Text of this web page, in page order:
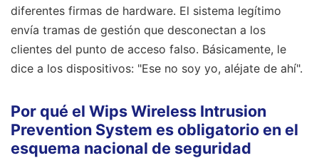
diferentes firmas de hardware. El sistema legítimo
envía tramas de gestión que desconectan a los
clientes del punto de acceso falso. Básicamente, le
dice a los dispositivos: "Ese no soy yo, aléjate de ahí".
Por qué el Wips Wireless Intrusion
Prevention System es obligatorio en el
esquema nacional de seguridad